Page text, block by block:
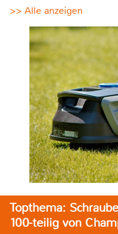
>> Alle anzeigen
Topthema:
100-teilig von